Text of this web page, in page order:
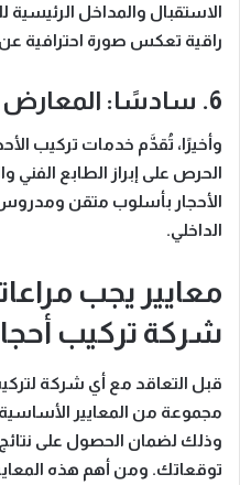
الاستقبال والمداخل
راقية تعكس صورة احترافية
6. سادسًا: المعارض والمتاحف
وأخيرًا، تُقدَّم خدمات تركيب
الحرص على إبراز الطابع الفني
الأحجار بأسلوب متقن
الداخلي.
معايير يجب
شركة تركيب
قبل التعاقد مع أي شركة
مجموعة من المعايير الأساسية
وذلك لضمان الحصول على
توقعاتك. ومن أهم هذه